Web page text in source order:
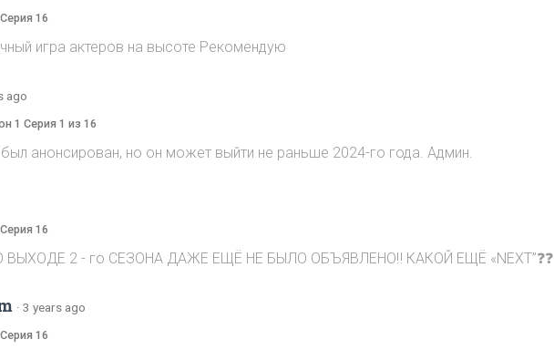
16
игра актеров на высоте Рекомендую
ago
1 Серия 1 из 16
анонсирован, но он может выйти не раньше 2024-го года. Админ.
16
2 - го СЕЗОНА ДАЖЕ ЕЩЁ НЕ БЫЛО ОБЪЯВЛЕНО‼️ КАКОЙ ЕЩЁ «NEXT”❓❓
· 3 years ago
16